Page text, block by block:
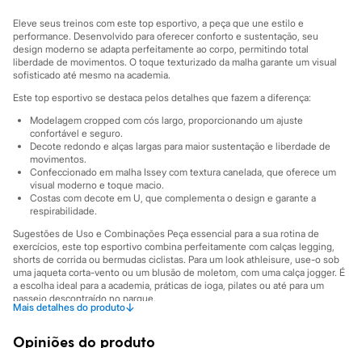
Moda esportiva
Acessórios
Blusas
Calçados
Leggings
Shorts e Bermudas
Tops
Moda íntima
Calcinhas
Cintas e Modeladores
Meias
Pijamas
Sutiãs e Tops
Moda praia
Biquínis
Maiôs
Saídas de praia
Personagens
Plus size
Blusas e Camisetas
Calças
Jeans
Eleve seus treinos com este top esportivo, a peça que une estilo e
performance. Desenvolvido para oferecer conforto e sustentação, seu
design moderno se adapta perfeitamente ao corpo, permitindo total
liberdade de movimentos. O toque texturizado da malha garante um visual
sofisticado até mesmo na academia.
Este top esportivo se destaca pelos detalhes que fazem a diferença:
Modelagem cropped com cós largo, proporcionando um ajuste
confortável e seguro.
Decote redondo e alças largas para maior sustentação e liberdade de
movimentos.
Confeccionado em malha Issey com textura canelada, que oferece um
visual moderno e toque macio.
Costas com decote em U, que complementa o design e garante a
respirabilidade.
Sugestões de Uso e Combinações Peça essencial para a sua rotina de
exercícios, este top esportivo combina perfeitamente com calças legging,
shorts de corrida ou bermudas ciclistas. Para um look athleisure, use-o sob
uma jaqueta corta-vento ou um blusão de moletom, com uma calça jogger. É
a escolha ideal para a academia, práticas de ioga, pilates ou até para um
passeio descontraído no parque.
Mais detalhes do produto↓
Informacoes gerais:
Opiniões do produto